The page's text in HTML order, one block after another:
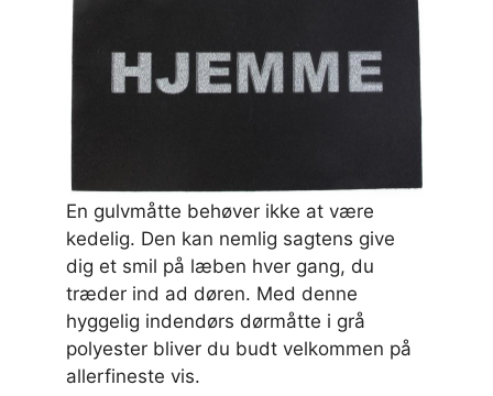
En gulvmåtte behøver ikke at være
kedelig. Den kan nemlig sagtens give
dig et smil på læben hver gang, du
træder ind ad døren. Med denne
hyggelig indendørs dørmåtte i grå
polyester bliver du budt velkommen på
allerfineste vis.